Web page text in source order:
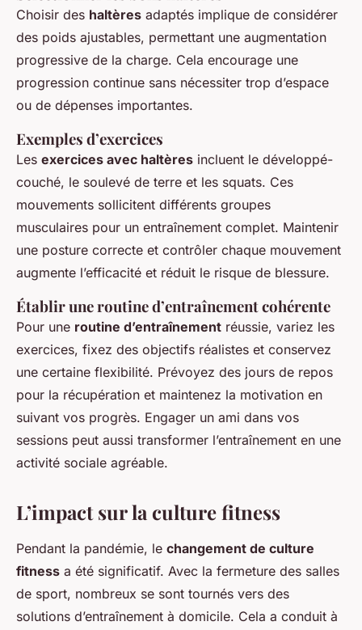
Choisir des haltères adaptés implique de considérer
des poids ajustables, permettant une augmentation
progressive de la charge. Cela encourage une
progression continue sans nécessiter trop d’espace
ou de dépenses importantes.
Exemples d’exercices
Les exercices avec haltères incluent le développé-
couché, le soulevé de terre et les squats. Ces
mouvements sollicitent différents groupes
musculaires pour un entraînement complet. Maintenir
une posture correcte et contrôler chaque mouvement
augmente l’efficacité et réduit le risque de blessure.
Établir une routine d’entraînement cohérente
Pour une routine d’entraînement réussie, variez les
exercices, fixez des objectifs réalistes et conservez
une certaine flexibilité. Prévoyez des jours de repos
pour la récupération et maintenez la motivation en
suivant vos progrès. Engager un ami dans vos
sessions peut aussi transformer l’entraînement en une
activité sociale agréable.
L’impact sur la culture fitness
Pendant la pandémie, le changement de culture
fitness a été significatif. Avec la fermeture des salles
de sport, nombreux se sont tournés vers des
solutions d’entraînement à domicile. Cela a conduit à